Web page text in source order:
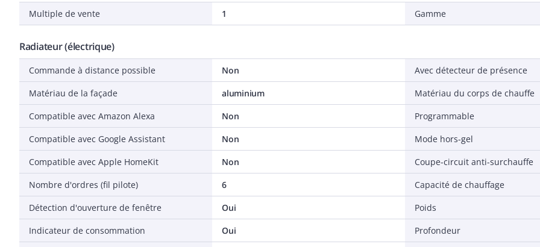
Multiple de vente 1 Gamme
Radiateur (électrique)
Commande à distance possible
Non
Matériau de la façade
aluminium
Compatible avec Amazon Alexa
Non
Compatible avec Google Assistant
Non
Compatible avec Apple HomeKit
Non
Nombre d'ordres (fil pilote)
6
Détection d'ouverture de fenêtre
Oui
Indicateur de consommation
Oui
Avec détecteur de présence
Matériau du corps de chauffe
Programmable
Mode hors-gel
Coupe-circuit anti-surchauffe
Capacité de chauffage
Poids
Profondeur